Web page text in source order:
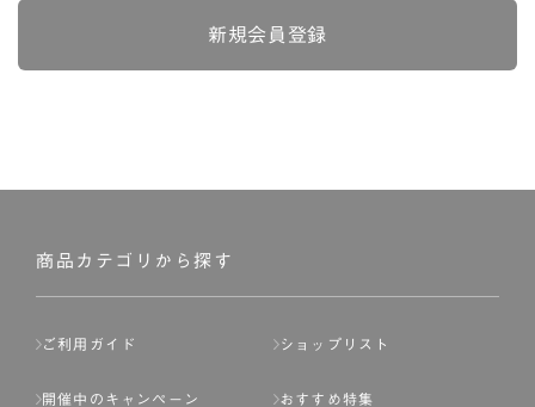
新規会員登録
商品カテゴリから探す
ご利用ガイド ショップリスト
開催中のキャンペーン おすすめ特集